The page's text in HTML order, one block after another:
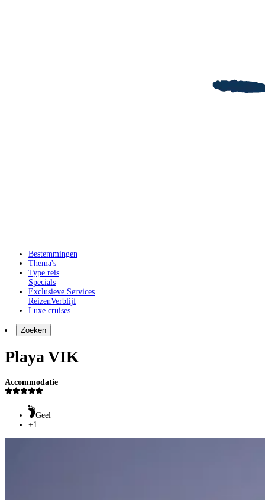
Bestemmingen
Thema's
Type reis
Specials
Exclusieve Services
ReizenVerblijf
Luxe cruises
Zoeken
Playa VIK
Accommodatie
Geel
+1